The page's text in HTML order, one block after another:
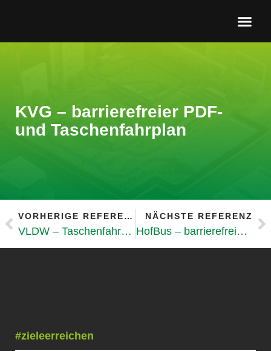
KVG – barrierefreier PDF-
und Taschenfahrplan
VORHERIGE REFERENZ
VLDW – Taschenfahrplan der Linie 24/240
NÄCHSTE REFERENZ
HofBus – barrierefreie PDF-Fahrpläne
#zieleerreichen